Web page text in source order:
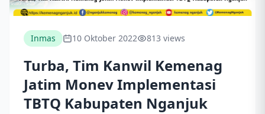
Inmas 10 Oktober 2022 813 views
Turba, Tim Kanwil Kemenag
Jatim Monev Implementasi
TBTQ Kabupaten Nganjuk